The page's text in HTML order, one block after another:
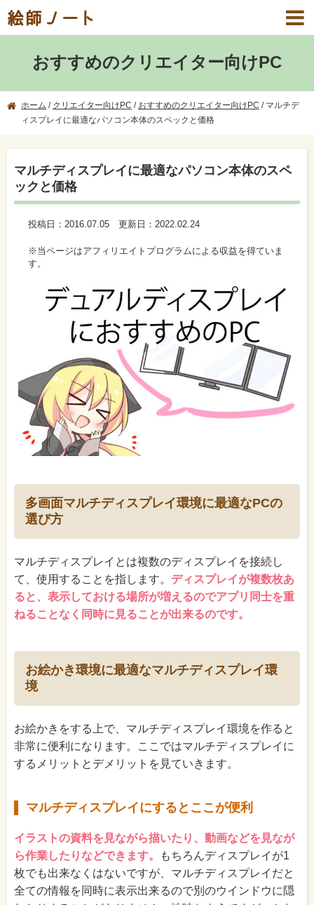
絵師ノート
おすすめのクリエイター向けPC
ホーム / クリエイター向けPC / おすすめのクリエイター向けPC / マルチデ
ィスプレイに最適なパソコン本体のスペックと価格
マルチディスプレイに最適なパソコン本体のスペ
ックと価格
投稿日： 2016.07.05 更新日： 2022.02.24
※当ページはアフィリエイトプログラムによる収益を得ていま
す。
多画面マルチディスプレイ環境に最適なPCの
選び方
マルチディスプレイとは複数のディスプレイを接続し
て、使用することを指します。 ディスプレイが複数枚あ
ると、表示しておける場所が増えるのでアプリ同士を重
ねることなく同時に見ることが出来るのです。
お絵かき環境に最適なマルチディスプレイ環
境
お絵かきをする上で、マルチディスプレイ環境を作ると
非常に便利になります。ここではマルチディスプレイに
するメリットとデメリットを見ていきます。
マルチディスプレイにするとここが便利
イラストの資料を見ながら描いたり、動画などを見なが
ら作業したりなどできます。
もちろんディスプレイが1
枚でも出来なくはないですが、マルチディスプレイだと
全ての情報を同時に表示出来るので別のウインドウに隠